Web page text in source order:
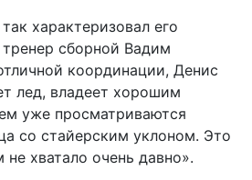
характеризовал его
сборной Вадим
координации, Денис
лед, владеет хорошим
уже просматриваются
со стайерским уклоном. Это
не хватало очень давно».